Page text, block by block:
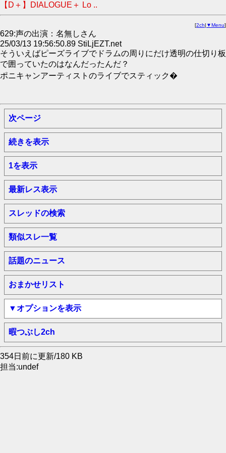
【D＋】DIALOGUE＋ Lo ..
[2ch| ▼Menu]
629:声の出演：名無しさん
25/03/13 19:56:50.89 StiLjEZT.net
そういえばピーズライブでドラムの周りにだけ透明の仕切り板
で囲っていたのはなんだったんだ？
ポニキャンアーティストのライブでスティック�
次ページ
続きを表示
1を表示
最新レス表示
スレッドの検索
類似スレ一覧
話題のニュース
おまかせリスト
▼オプションを表示
暇つぶし2ch
354日前に更新/180 KB
担当:undef